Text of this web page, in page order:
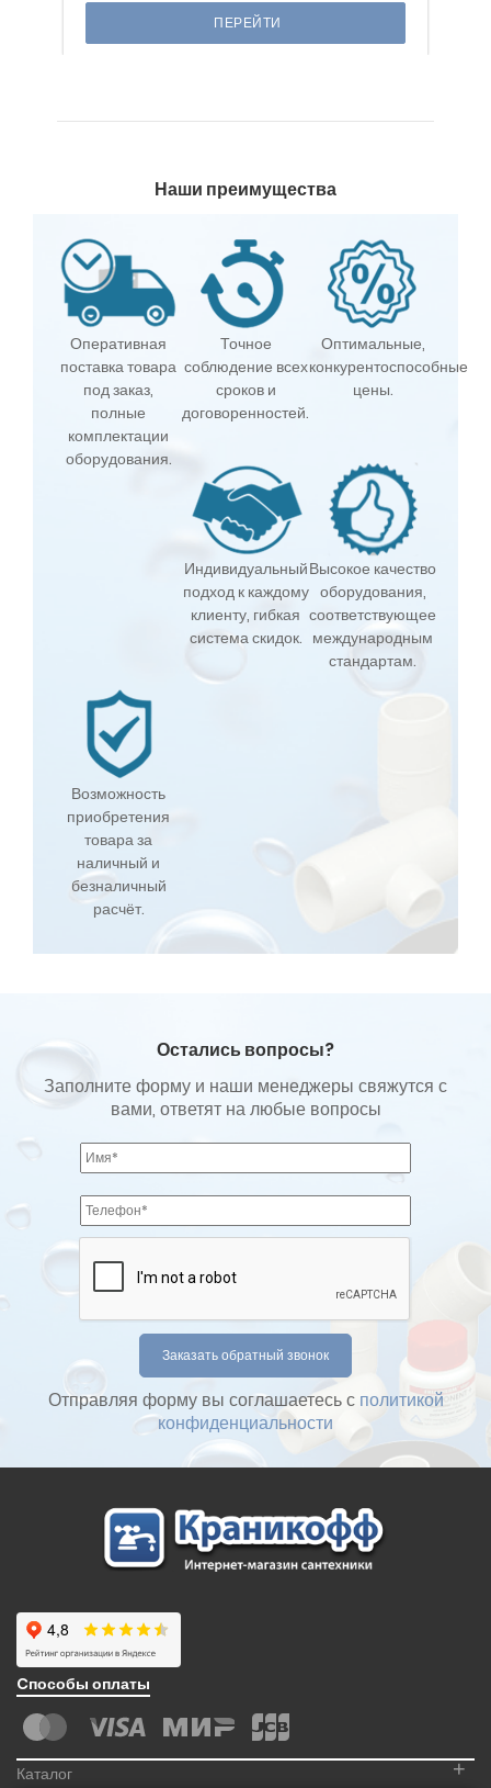
ПЕРЕЙТИ
Наши преимущества
Оперативная
поставка товара
под заказ,
полные
комплектации
оборудования.
Точное
соблюдение всех
сроков и
договоренностей.
Оптимальные,
конкурентоспособные
цены.
Индивидуальный
подход к каждому
клиенту, гибкая
система скидок.
Высокое качество
оборудования,
соответствующее
международным
стандартам.
Возможность
приобретения
товара за
наличный и
безналичный
расчёт.
Остались вопросы?
Заполните форму и наши менеджеры свяжутся с
вами, ответят на любые вопросы
Отправляя форму вы соглашаетесь с политикой
конфиденциальности
Cпособы оплаты
Каталог +